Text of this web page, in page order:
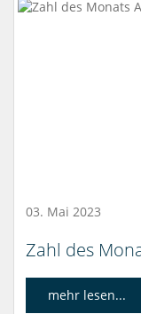
03. Mai 2023
Zahl des
mehr lesen...